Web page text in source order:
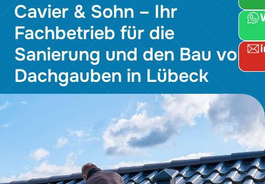
Cavier & Sohn – Ihr
Fachbetrieb für die
Sanierung und den Bau von
Dachgauben in Lübeck